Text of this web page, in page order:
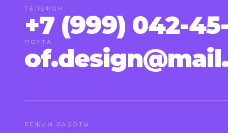
ТЕЛЕФОН
+7 (999) 042-
ПОЧТА
РЕЖИМ РАБОТЫ